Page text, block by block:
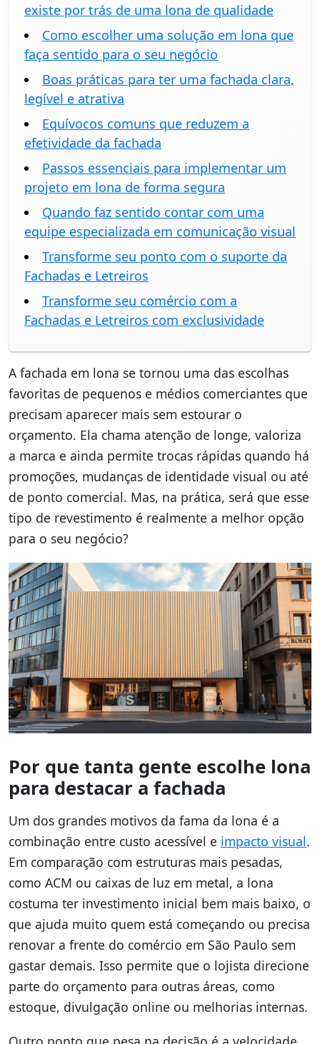
existe por trás de uma lona de qualidade
Como escolher uma solução em lona que
faça sentido para o seu negócio
Boas práticas para ter uma fachada clara,
legível e atrativa
Equívocos comuns que reduzem a
efetividade da fachada
Passos essenciais para implementar um
projeto em lona de forma segura
Quando faz sentido contar com uma
equipe especializada em comunicação visual
Transforme seu ponto com o suporte da
Fachadas e Letreiros
Transforme seu comércio com a
Fachadas e Letreiros com exclusividade
A fachada em lona se tornou uma das escolhas
favoritas de pequenos e médios comerciantes que
precisam aparecer mais sem estourar o
orçamento. Ela chama atenção de longe, valoriza
a marca e ainda permite trocas rápidas quando há
promoções, mudanças de identidade visual ou até
de ponto comercial. Mas, na prática, será que esse
tipo de revestimento é realmente a melhor opção
para o seu negócio?
Por que tanta gente escolhe lona
para destacar a fachada
Um dos grandes motivos da fama da lona é a
combinação entre custo acessível e impacto visual.
Em comparação com estruturas mais pesadas,
como ACM ou caixas de luz em metal, a lona
costuma ter investimento inicial bem mais baixo, o
que ajuda muito quem está começando ou precisa
renovar a frente do comércio em São Paulo sem
gastar demais. Isso permite que o lojista direcione
parte do orçamento para outras áreas, como
estoque, divulgação online ou melhorias internas.